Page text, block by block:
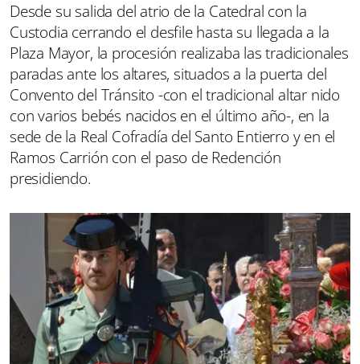
Desde su salida del atrio de la Catedral con la
Custodia cerrando el desfile hasta su llegada a la
Plaza Mayor, la procesión realizaba las tradicionales
paradas ante los altares, situados a la puerta del
Convento del Tránsito -con el tradicional altar nido
con varios bebés nacidos en el último año-, en la
sede de la Real Cofradía del Santo Entierro y en el
Ramos Carrión con el paso de Redención
presidiendo.